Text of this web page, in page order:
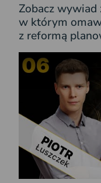
Zobacz
w którym
z reformą